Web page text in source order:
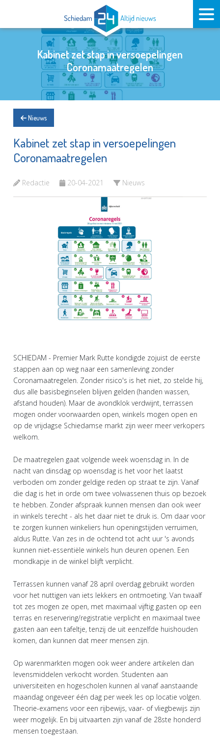
Kabinet zet stap in versoepelingen
Coronamaatregelen
Nieuws
Kabinet zet stap in versoepelingen
Coronamaatregelen
Redactie 20-04-2021 Nieuws
SCHIEDAM - Premier Mark Rutte kondigde zojuist de eerste
stappen aan op weg naar een samenleving zonder
Coronamaatregelen. Zonder risico's is het niet, zo stelde hij,
dus alle basisbeginselen blijven gelden (handen wassen,
afstand houden). Maar de avondklok verdwijnt, terrassen
mogen onder voorwaarden open, winkels mogen open en
op de vrijdagse Schiedamse markt zijn weer meer verkopers
welkom.
De maatregelen gaat volgende week woensdag in. In de
nacht van dinsdag op woensdag is het voor het laatst
verboden om zonder geldige reden op straat te zijn. Vanaf
die dag is het in orde om twee volwassenen thuis op bezoek
te hebben. Zonder afspraak kunnen mensen dan ook weer
in winkels terecht - als het daar niet te druk is. Om daar voor
te zorgen kunnen winkeliers hun openingstijden verruimen,
aldus Rutte. Van zes in de ochtend tot acht uur 's avonds
kunnen niet-essentiële winkels hun deuren openen. Een
mondkapje in de winkel blijft verplicht.
Terrassen kunnen vanaf 28 april overdag gebruikt worden
voor het nuttigen van iets lekkers en ontmoeting. Van twaalf
tot zes mogen ze open, met maximaal vijftig gasten op een
terras en reservering/registratie verplicht en maximaal twee
gasten aan een tafeltje, tenzij de uit eenzelfde huishouden
komen, dan kunnen dat meer mensen zijn.
Op warenmarkten mogen ook weer andere artikelen dan
levensmiddelen verkocht worden. Studenten aan
universiteiten en hogescholen kunnen al vanaf aanstaande
maandag ongeveer één dag per week les op locatie volgen.
Theorie-examens voor een rijbewijs, vaar- of vliegbewijs zijn
weer mogelijk. En bij uitvaarten zijn vanaf de 28ste honderd
mensen toegestaan.